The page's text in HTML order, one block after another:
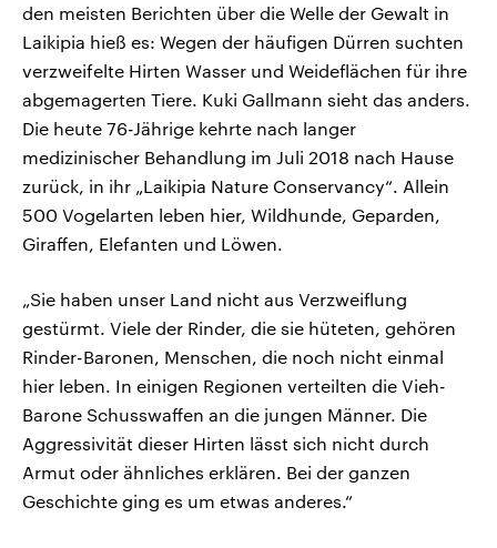
den meisten Berichten über die Welle der Gewalt in
Laikipia hieß es: Wegen der häufigen Dürren suchten
verzweifelte Hirten Wasser und Weideflächen für ihre
abgemagerten Tiere. Kuki Gallmann sieht das anders.
Die heute 76-Jährige kehrte nach langer
medizinischer Behandlung im Juli 2018 nach Hause
zurück, in ihr „Laikipia Nature Conservancy“. Allein
500 Vogelarten leben hier, Wildhunde, Geparden,
Giraffen, Elefanten und Löwen.
„Sie haben unser Land nicht aus Verzweiflung
gestürmt. Viele der Rinder, die sie hüteten, gehören
Rinder-Baronen, Menschen, die noch nicht einmal
hier leben. In einigen Regionen verteilten die Vieh-
Barone Schusswaffen an die jungen Männer. Die
Aggressivität dieser Hirten lässt sich nicht durch
Armut oder ähnliches erklären. Bei der ganzen
Geschichte ging es um etwas anderes.“